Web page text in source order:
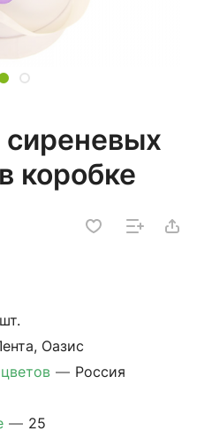
сиреневых
коробке
Оазис
— Россия
— 25